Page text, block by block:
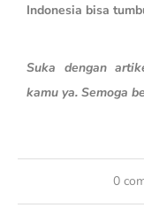
Indonesia bisa
Suka dengan
kamu ya. Semoga
0